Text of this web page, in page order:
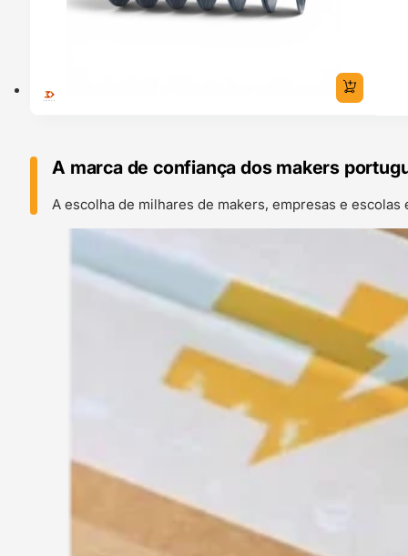
A marca de confiança dos makers
A escolha de milhares de makers, empresas e escolas